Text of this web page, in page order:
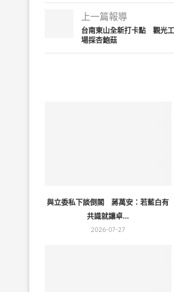
上一篇報導
台南東山全新打卡點 觀光
場採杏鮑菇
與立委私下談倒閣 蔣萬安：若藍白有
共識就讓卓...
2026-07-27